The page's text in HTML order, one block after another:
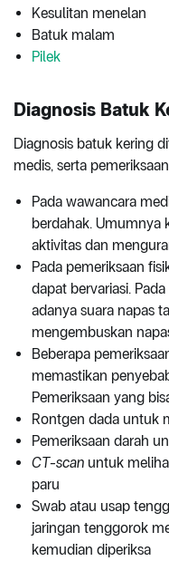
Kesulitan menelan
Batuk malam
Pilek
Diagnosis Batuk
Diagnosis batuk kering
medis, serta
Pada wawancara
berdahak. Umumnya
aktivitas dan
Pada pemeriksaan
dapat bervariasi.
adanya suara napas
mengembuskan
Beberapa
memastikan
Pemeriksaan yang
Rontgen dada untuk
Pemeriksaan darah
CT-scan untuk
paru
Swab atau usap
jaringan tenggorok
kemudian diperiksa